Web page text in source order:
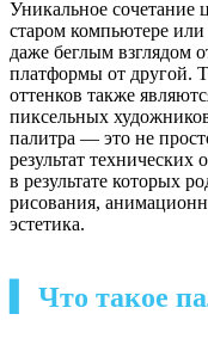
Уникальное сочетание
старом компьютере или
даже беглым взглядом
платформы от другой.
оттенков также
пиксельных
палитра — это не
результат
в результате которых
рисования,
эстетика.
▍ Что такое